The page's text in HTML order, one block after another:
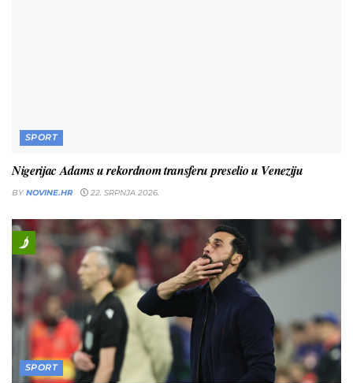
SPORT
Nigerijac Adams u rekordnom transferu preselio u Veneziju
BY NOVINE.HR 22. SRPNJA 2026.
SPORT